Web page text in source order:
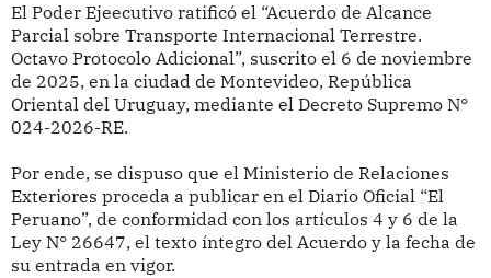
El Poder Ejeecutivo ratificó el “Acuerdo de Alcance
Parcial sobre Transporte Internacional Terrestre.
Octavo Protocolo Adicional”, suscrito el 6 de noviembre
de 2025, en la ciudad de Montevideo, República
Oriental del Uruguay, mediante el Decreto Supremo N°
024-2026-RE.
Por ende, se dispuso que el Ministerio de Relaciones
Exteriores proceda a publicar en el Diario Oficial “El
Peruano”, de conformidad con los artículos 4 y 6 de la
Ley N° 26647, el texto íntegro del Acuerdo y la fecha de
su entrada en vigor.